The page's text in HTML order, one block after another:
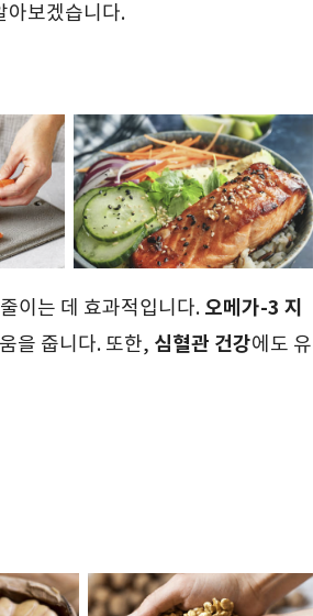
아보겠습니다.
이는 데 효과적입니다. 오메가-3 지
을 줍니다. 또한, 심혈관 건강에도 유